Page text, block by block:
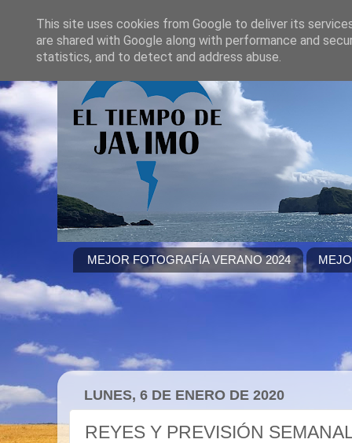
MEJOR FOTOGRAFÍA VERANO 2024
LUNES, 6 DE ENERO DE 2020
REYES Y PREVISIÓN
This site uses cookies from Google to deliver its
are shared with Google along with performance and
statistics, and to detect and address abuse.